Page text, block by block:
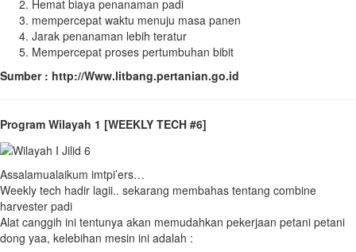
Hemat biaya penanaman padi
mempercepat waktu menuju masa panen
Jarak penanaman lebih teratur
Mempercepat proses pertumbuhan bibit
Sumber : http://Www.litbang.pertanian.go.id
Program Wilayah 1 [WEEKLY TECH #6]
Assalamualaikum imtpi’ers…
Weekly tech hadir lagii.. sekarang membahas tentang combine
harvester padi
Alat canggih ini tentunya akan memudahkan pekerjaan petani petani
dong yaa, kelebihan mesin ini adalah :